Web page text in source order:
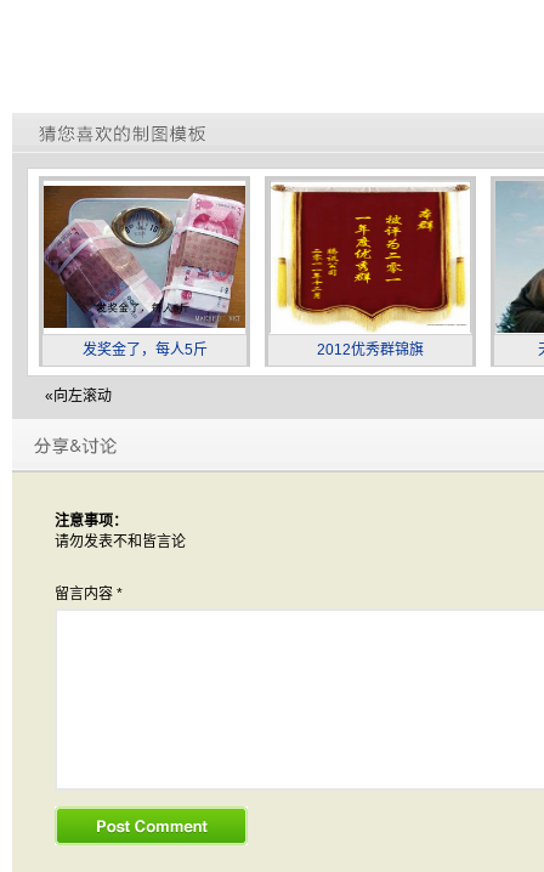
发奖金了，每人5斤 2012优秀群锦旗
«向左滚动
注意事项：
请勿发表不和皆言论
留言内容 *